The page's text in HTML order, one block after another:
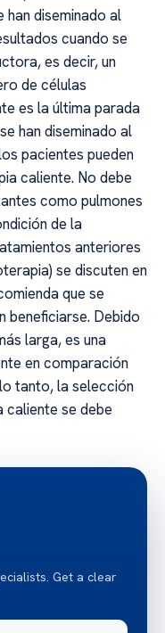
diseminado al
cuando se
es decir, un
de células
es la última parada
han diseminado al
pacientes pueden
caliente. No debe
como pulmones
de la
anteriores
se discuten en
que se
beneficiarse. Debido
larga, es una
en comparación
tanto, la selección
caliente se debe
Get a clear